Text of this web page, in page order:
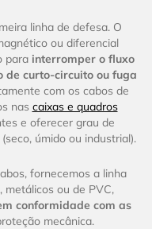
linha de defesa. O
ou diferencial
para interromper o fluxo
de curto-circuito ou fuga
com os cabos de
nas caixas e quadros
e oferecer grau de
úmido ou industrial).
fornecemos a linha
, metálicos ou de PVC,
conformidade com as
mecânica.